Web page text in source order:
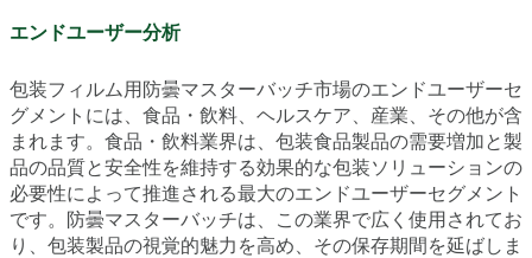
エンドユーザー分析
包装フィルム用防曇マスターバッチ市場のエンドユーザーセ
グメントには、食品・飲料、ヘルスケア、産業、その他が含
まれます。食品・飲料業界は、包装食品製品の需要増加と製
品の品質と安全性を維持する効果的な包装ソリューションの
必要性によって推進される最大のエンドユーザーセグメント
です。防曇マスターバッチは、この業界で広く使用されてお
り、包装製品の視覚的魅力を高め、その保存期間を延ばしま